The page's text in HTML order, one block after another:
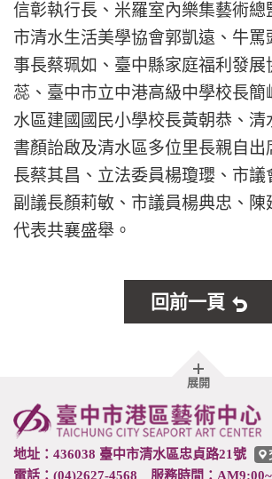
信彰執行長、米羅室內樂集藝術總
市清水生活美學協會郭凱遠、牛罵
事長蔡珮如、臺中縣家庭福利發展
蕊、臺中市立中港高級中學校長簡
水區建國國民小學校長黃朝恭、清
書顏詒啟及清水區多位里長親自出
長蔡其昌、立法委員楊瓊瓔、市議
副議長顏莉敏、市議員楊典忠、陳
代表共襄盛舉。
回前一頁
展開胖
尾
地址：436038 臺中市清水區忠貞路21號
電話：(04)2627-4568 服務時間：